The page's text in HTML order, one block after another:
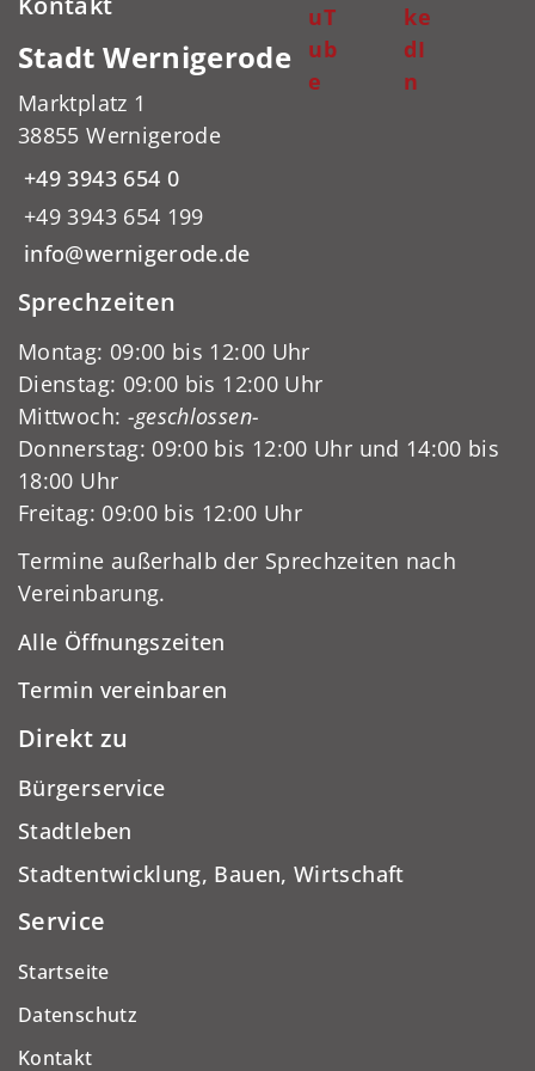
uT
ub
e
ke
dI
n
Stadt Wernigerode
Marktplatz 1
38855 Wernigerode
+49 3943 654 0
+49 3943 654 199
info@wernigerode.de
Sprechzeiten
Montag: 09:00 bis 12:00 Uhr
Dienstag: 09:00 bis 12:00 Uhr
Mittwoch: -geschlossen-
Donnerstag: 09:00 bis 12:00 Uhr und 14:00 bis
18:00 Uhr
Freitag: 09:00 bis 12:00 Uhr
Termine außerhalb der Sprechzeiten nach
Vereinbarung.
Alle Öffnungszeiten
Termin vereinbaren
Direkt zu
Bürgerservice
Stadtleben
Stadtentwicklung, Bauen, Wirtschaft
Service
Startseite
Datenschutz
Kontakt